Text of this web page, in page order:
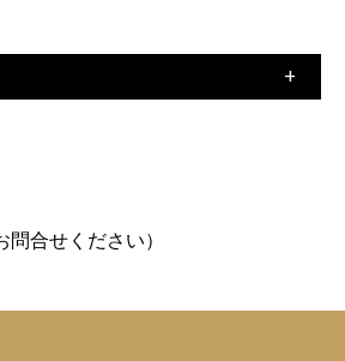
問合せください）